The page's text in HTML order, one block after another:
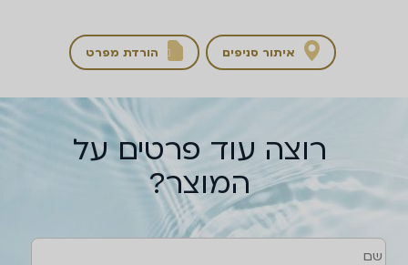
רוצה עוד פרטים על
המוצר?
שם
הודעה
דוא''ל
טלפון
איתור סניפים  הורדת מפרט